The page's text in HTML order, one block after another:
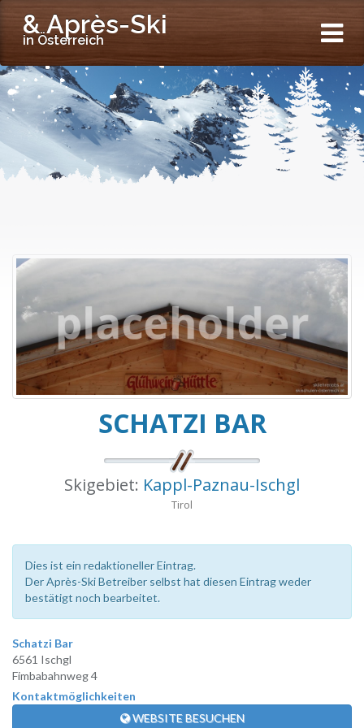
& Après-Ski
in Österreich
SCHATZI BAR
Skigebiet: Kappl-Paznau-Ischgl
Tirol
Dies ist ein redaktioneller Eintrag.
Der Après-Ski Betreiber selbst hat diesen Eintrag weder
bestätigt noch bearbeitet.
Schatzi Bar
6561 Ischgl
Fimbabahnweg 4
Kontaktmöglichkeiten
WEBSITE BESUCHEN